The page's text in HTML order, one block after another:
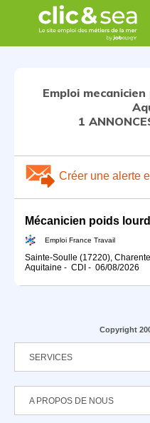
Emploi
1
Créer une alerte
Mécanicien poids
Emploi France Travail
Sainte-Soulle (17220),
Aquitaine - CDI - 06/08/2026
Copyright
SERVICES
A PROPOS DE NOUS